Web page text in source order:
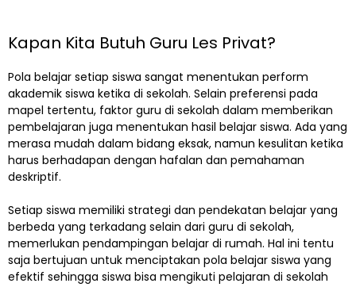
Kapan Kita Butuh Guru Les Privat?
Pola belajar setiap siswa sangat menentukan perform
akademik siswa ketika di sekolah. Selain preferensi pada
mapel tertentu, faktor guru di sekolah dalam memberikan
pembelajaran juga menentukan hasil belajar siswa. Ada yang
merasa mudah dalam bidang eksak, namun kesulitan ketika
harus berhadapan dengan hafalan dan pemahaman
deskriptif.
Setiap siswa memiliki strategi dan pendekatan belajar yang
berbeda yang terkadang selain dari guru di sekolah,
memerlukan pendampingan belajar di rumah. Hal ini tentu
saja bertujuan untuk menciptakan pola belajar siswa yang
efektif sehingga siswa bisa mengikuti pelajaran di sekolah